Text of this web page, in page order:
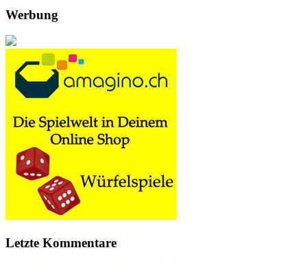
Werbung
Letzte Kommentare